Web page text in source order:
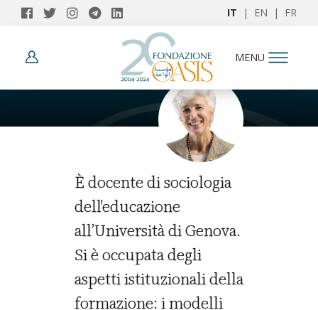
IT | EN | FR
MENU
Luisa Ribolzi
È docente di sociologia
dell'educazione
all’Università di Genova.
Si è occupata degli
aspetti istituzionali della
formazione: i modelli